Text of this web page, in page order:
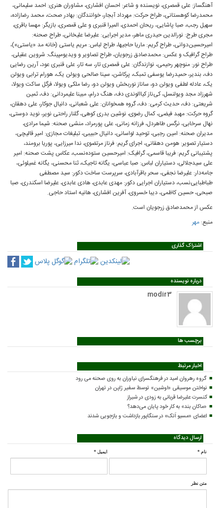
آهنگساز: علی قمصری، نویسنده و شاعر: احسان افشاری، مشاوران هنری: احمد سلیمانی،
محمدرضا کوهستانی، طراح حرکت: مهرداد آبجار، خوانندگان: بهادر صحت، محمد رضازاده،
سهیل رجب، صبا پاشایی، ریحان احمدی، المیرا قنبری و علی قمصری، بازیگر: مهسا باقری،
مجری طرح: نورالدین حیدری ماهر، مدیر اجرایی: علیرضا علیخانی، طراح صحنه:
امیرحسین‌دوانی، طراح گریم: ماریا حاجیها، طراح لباس: مریم یاستی (خانه مد «یاستی»)،
طراح گرافیک و عکس: محمدصادق زرجویان، طراح تصاویر و ویدیومپینگ: شروین عقیلی،
طراح نور: منوچهر رحیمی، نوازندگان: علی قمصری تار، سه تار، علی قنبری عود، آرین رضایی
دف، بندیر، حمیدرضا یوسفی تمبک، پرکاشن، سینا صالحی ویولن یک، هورام ترابی ویولن
یک، عادله لطفی ویولن دو، ساناز نوربخش ویولن دو، رضا ملکی ویولا، فرگل ساکت ویولا،
شهرزاد مجد ویولنسل، کی‌ناز کیاالوندی دف، هنگ درام، مبینا علیمردانی: دف، ثمین
شریعتی: دف، حدیث کرمی: دف، گروه همخوانان: علی شعبانی، دانیال جوکار، علی دهقان،
گروه حرکت: مهبد فیضی، کمال رضوی، نوشین بدری کوهی، گلنار راحتی نویر، نوید دوستی،
نهال سرخابی، نرگس طاهردل، فرزانه زمانی، علی پورمراد، منشی صحنه: شیما مرادی،
مدیران صحنه: امین رجبی، توحید لواسانی، دانیال حبیبی، تبلیغات مجازی: امیر قالیچی،
دستیار تصویر: هومن دهقانی، اجرای گریم: فرناز مرتضوی، ندا میرزایی، پوریا برومند،
پشتیبانی گریم: فریبا قاسمی، گرافیک: امیرحسین ستوده‌نسب، عکاس پشت صحنه: امیر
علی سیدجلالی، دستیاران لباس: صبا عباسی، یگانه تاجیک، ثنا محسنی، یگانه غمیلوئی،
جامه‌دار: علیرضا نجفی، سحر باقرآبادی، سرپرست ساخت دکور: سید مصطفی
طباطبایی‌نسب، دستیاران اجرایی دکور: مهدی عابدی، هادی عابدی، علیرضا اسکندری، صبا
صبحی، حسین کاظمی، دیبا خسروی، آفرین افشاری، هانیه استاد حاجی.
عکس از محمدصادق زرجویان است.
منبع: مهر
اشتراک گذاری
درباره نویسنده
modir3
برچسب ها
اخبار مرتبط
گروه رهروان امید در فرهنگسرای نیاوران به روی صحنه می رود
نواختن موسیقی «اوشین» توسط سفیر ژاپن در تهران
کنسرت علیرضا قربانی به زودی در شیراز
«ماکان بند» به کار خود پایان می‌دهد؟
اعضای «مسیو اَتک» در سنگاپور بازداشت و بازجویی شدند
ارسال دیدگاه
نام * ایمیل *
متن نظر